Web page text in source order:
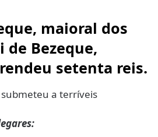
maioral dos
de Bezeque,
setenta reis.
submeteu a terríveis